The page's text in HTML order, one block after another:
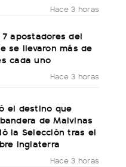
Hace 3 horas
apostadores del
se llevaron más de
cada uno
Hace 3 horas
el destino que
de Malvinas
la Selección tras el
Inglaterra
Hace 3 horas